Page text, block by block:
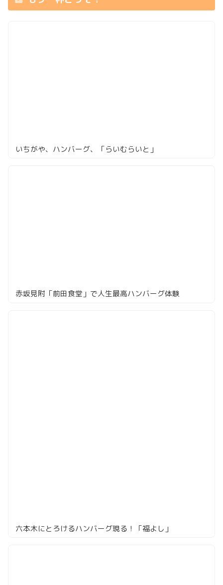
いちがや、ハンバーグ、「らいむらいと」
赤坂見附「前田食堂」で人生最高ハンバーグ体験
六本木にとろけるハンバーグ現る！「福よし」